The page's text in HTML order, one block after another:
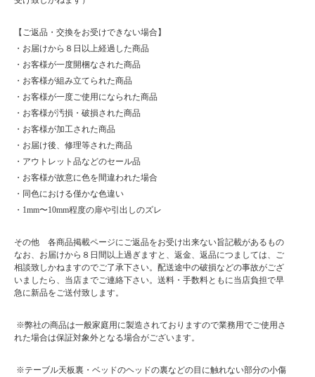
【ご返品・交換をお受けできない場合】
・お届けから８日以上経過した商品
・お客様が一度開梱なされた商品
・お客様が組み立てられた商品
・お客様が一度ご使用になられた商品
・お客様が汚損・破損された商品
・お客様が加工された商品
・お届け後、修理等された商品
・アウトレット品などのセール品
・お客様が故意に色を間違われた場合
・同色における僅かな色違い
・1mm〜10mm程度の扉や引出しのズレ
その他 各商品掲載ページにご返品をお受け出来ない旨記載があるもの
なお、お届けから８日間以上過ぎますと、返金、返品につましては、ご
相談致しかねますのでご了承下さい。配送途中の破損などの事故がござ
いましたら、当店までご連絡下さい。送料・手数料ともに当店負担で早
急に新品をご送付致します。
※弊社の商品は一般家庭用に製造されておりますので業務用でご使用さ
れた場合は保証対象外となる場合がございます。
※テーブル天板裏・ベッドのヘッドの裏などの目に触れない部分の小傷